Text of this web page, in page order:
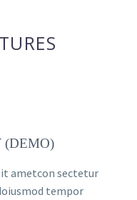
(DEMO)
ametcon sectetur
tempor